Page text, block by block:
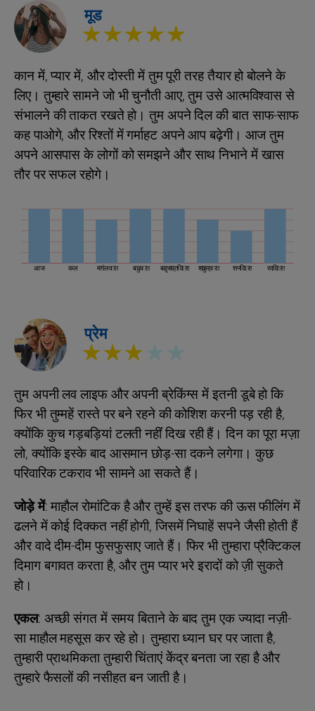
मूड
★★★★★
आज कल मंगलवार बुधवार बृहस्पतिवार शुक्रवार शनिवार रविवार
कान में, प्यार में, और दोस्ती में तुम पूरी तरह तैयार हो बोलने के
लिए। तुम्हारे सामने जो भी चुनौती आए, तुम उसे आत्मविश्वास से
संभालने की ताकत रखते हो। तुम अपने दिल की बात साफ-साफ
कह पाओगे, और रिश्तों में गर्माहट अपने आप बढ़ेगी। आज तुम
अपने आसपास के लोगों को समझने और साथ निभाने में खास
तौर पर सफल रहोगे।
प्रेम
★★★★★
तुम अपनी लव लाइफ और अपनी ब्रेकिंग्स में इतनी डूबे हो कि
फिर भी तुम्महें रास्ते पर बने रहने की कोशिश करनी पड़ रही है,
क्योंकि कुच गड़बड़ियां टलती नहींं दिख रही हैं। दिन का पूरा मज़ा
लो, क्योंकि इस्के बाद आसमान छोड़-सा दकने लगेगा। कुछ
परिवारिक टकराव भी सामने आ सकते हैं।
जोड़े में: माहौल रोमांटिक है और तुम्हें इस तरफ की ऊस फीलिंग में
ढलने में कोई दिक्कत नहीं होगी, जिसमें निघाहें सपने जैसी होती हैं
और वादे दीम-दीम फुसफुसाए जाते हैं। फिर भी तुम्‍हारा प्रैक्टिकल
दिमाग बगावत करता है, और तुम प्यार भरे इरादों को ज़ी सुकते
हो।
एकल: अच्छी संगत में समय बिताने के बाद तुम एक ज्‍यादा नज़ी-
सा माहौल महसूस कर रहे हो। तुम्हारा ध्यान घर पर जाता है,
तुम्हारी प्राथमिकता तुम्हारी चिंताएं केेंद्र बनता जा रहा है और
तुम्हारे फैसलों की नसीहत बन जाती है।